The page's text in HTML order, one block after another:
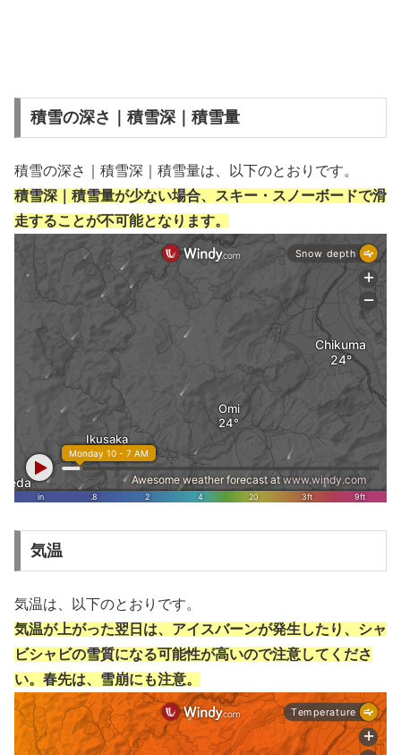
積雪の深さ｜積雪深｜積雪量
積雪の深さ｜積雪深｜積雪量は、以下のとおりです。
積雪深｜積雪量が少ない場合、スキー・スノーボードで滑
走することが不可能となります。
気温
気温は、以下のとおりです。
気温が上がった翌日は、アイスバーンが発生したり、シャ
ビシャビの雪質になる可能性が高いので注意してくださ
い。春先は、雪崩にも注意。